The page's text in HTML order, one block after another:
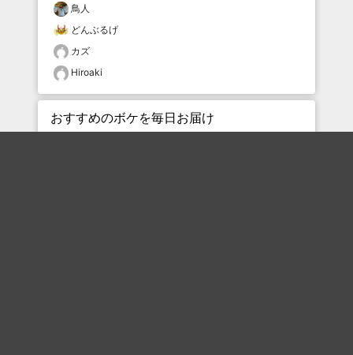
鳥人
どんぶるげ
カズ
Hiroaki
おすすめのボケを毎日お届け